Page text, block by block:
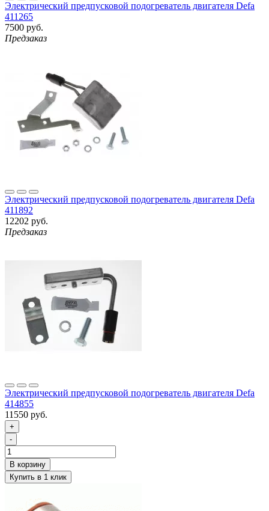
Электрический предпусковой подогреватель двигателя Defa
411265
7500 руб.
Предзаказ
Электрический предпусковой подогреватель двигателя Defa
411892
12202 руб.
Предзаказ
Электрический предпусковой подогреватель двигателя Defa
414855
11550 руб.
+
-